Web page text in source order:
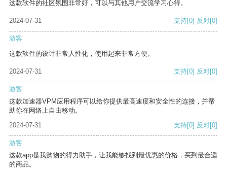
这款软件的社区氛围非常好，可以与其他用户交流学习心得。
2024-07-31 支持[0] 反对[0]
游客
这款软件的设计非常人性化，使用起来非常方便。
2024-07-31 支持[0] 反对[0]
游客
这款加速器VPM应用程序可以给你提供最高速度和安全性的连接，并帮
助你在网络上自由移动。
2024-07-31
支持[0] 反对[0]
游客
这款app是我购物的得力助手，让我能够找到最优惠的价格，买到最合适
的商品。